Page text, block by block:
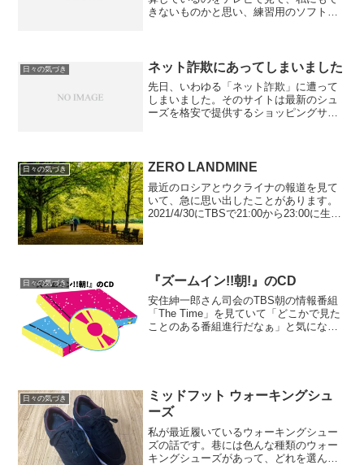
きないものかと思い、練習用のソフトが
ージを読んでください。
日々の気づき ネット詐欺にあってしまいました
先日、いわゆる「ネット詐欺」に遭って
しまいました。そのサイトは最新のシュ
ーズを格安で提供するショッピングサイ
商品が届く前に、ゆうちょ口座に代金を
日々の気づき ZERO LANDMINE
最近のロシアとウクライナの報道を見て
いて、急に思い出したことがあります。
2021/4/30にTBSで21:00から23:00に生放
日々の気づき 『ズームイン!!朝!』のCD
安住紳一郎さん司会のTBS朝の情報番組
「The Time」を見ていて「どこかで見た
ことのある番組進行だなぁ」と気になっ
日々の気づき
ミッドフット ウォーキングシュ
ーズ
私が最近履いているウォーキングシュー
ズの話です。巷には色んな種類のウォー
キングシューズがあって、どれを選んだ